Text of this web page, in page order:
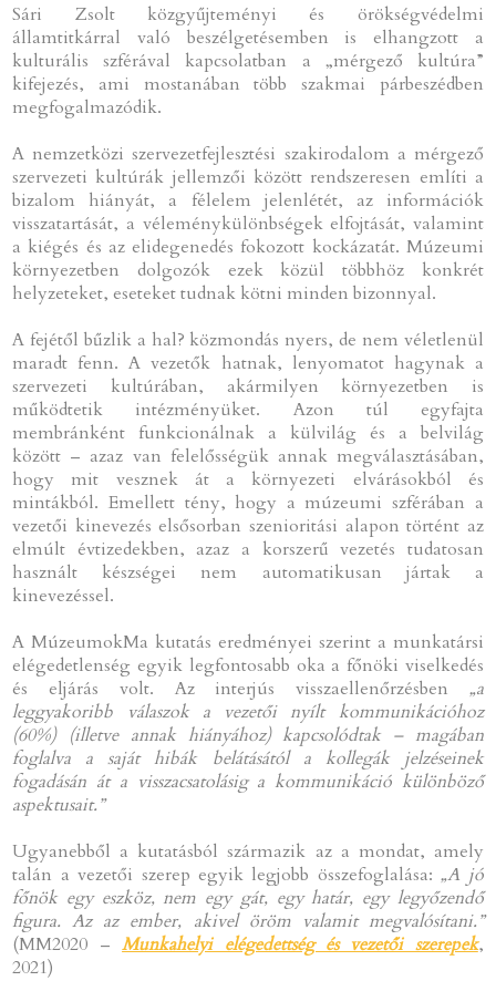
Sári Zsolt közgyűjteményi és örökségvédelmi
államtitkárral való beszélgetésemben is elhangzott a
kulturális szférával kapcsolatban a „mérgező kultúra”
kifejezés, ami mostanában több szakmai párbeszédben
megfogalmazódik.
A nemzetközi szervezetfejlesztési szakirodalom a mérgező
szervezeti kultúrák jellemzői között rendszeresen említi a
bizalom hiányát, a félelem jelenlétét, az információk
visszatartását, a véleménykülönbségek elfojtását, valamint
a kiégés és az elidegenedés fokozott kockázatát. Múzeumi
környezetben dolgozók ezek közül többhöz konkrét
helyzeteket, eseteket tudnak kötni minden bizonnyal.
A fejétől bűzlik a hal? közmondás nyers, de nem véletlenül
maradt fenn. A vezetők hatnak, lenyomatot hagynak a
szervezeti kultúrában, akármilyen környezetben is
működtetik intézményüket. Azon túl egyfajta
membránként funkcionálnak a külvilág és a belvilág
között – azaz van felelősségük annak megválasztásában,
hogy mit vesznek át a környezeti elvárásokból és
mintákból. Emellett tény, hogy a múzeumi szférában a
vezetői kinevezés elsősorban szenioritási alapon történt az
elmúlt évtizedekben, azaz a korszerű vezetés tudatosan
használt készségei nem automatikusan jártak a
kinevezéssel.
A MúzeumokMa kutatás eredményei szerint a munkatársi
elégedetlenség egyik legfontosabb oka a főnöki viselkedés
és eljárás volt. Az interjús visszaellenőrzésben „a
leggyakoribb válaszok a vezetői nyílt kommunikációhoz
(60%) (illetve annak hiányához) kapcsolódtak – magában
foglalva a saját hibák belátásától a kollegák jelzéseinek
fogadásán át a visszacsatolásig a kommunikáció különböző
aspektusait.”
Ugyanebből a kutatásból származik az a mondat, amely
talán a vezetői szerep egyik legjobb összefoglalása:„A jó
főnök egy eszköz, nem egy gát, egy határ, egy legyőzendő
figura. Az az ember, akivel öröm valamit megvalósítani.”
(MM2020 –Munkahelyi elégedettség és vezetői szerepek,
2021)